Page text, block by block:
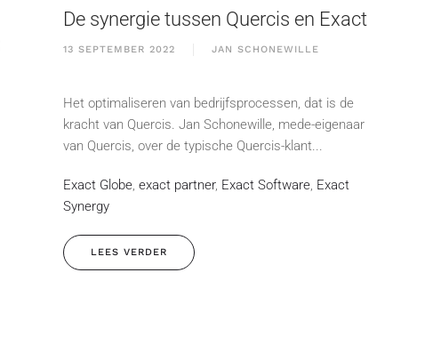
De synergie tussen Quercis en Exact
13 SEPTEMBER 2022 JAN SCHONEWILLE
Het optimaliseren van bedrijfsprocessen, dat is de
kracht van Quercis. Jan Schonewille, mede-eigenaar
van Quercis, over de typische Quercis-klant...
Exact Globe, exact partner, Exact Software, Exact
Synergy
LEES VERDER